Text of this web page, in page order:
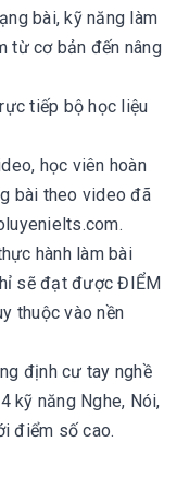
bài, kỹ năng làm
từ cơ bản đến nâng
tiếp bộ học liệu
học viên hoàn
bài theo video đã
hành làm bài
sẽ đạt được ĐIỂM
thuộc vào nền
định cư tay nghề
kỹ năng Nghe, Nói,
điểm số cao.